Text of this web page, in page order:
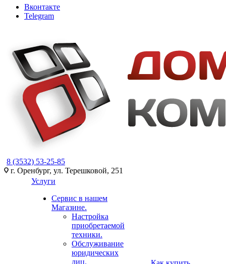
Вконтакте
Telegram
8 (3532) 53-25-85
г. Оренбург, ул. Терешковой, 251
Услуги
Сервис в нашем
Магазине.
Настройка
приобретаемой
техники.
Обслуживание
юридических
лиц.